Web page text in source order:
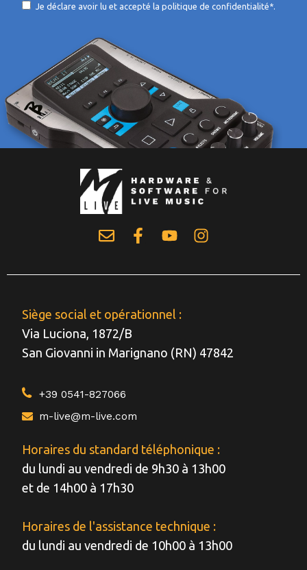
Je déclare avoir lu et accepté lapolitique de confidentialité*.
Siège social et opérationnel :
Via Luciona, 1872/B
San Giovanni in Marignano (RN) 47842
+39 0541-827066
m-live@m-live.com
Horaires du standard téléphonique :
du lundi au vendredi de 9h30 à 13h00
et de 14h00 à 17h30
Horaires de l'assistance technique :
du lundi au vendredi de 10h00 à 13h00